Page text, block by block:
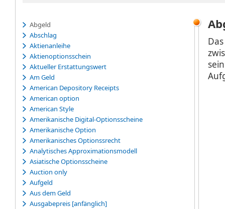
Abgeld
Abschlag
Aktienanleihe
Aktienoptionsschein
Aktueller Erstattungswert
Am Geld
American Depository Receipts
American option
American Style
Amerikanische Digital-Optionsscheine
Amerikanische Option
Amerikanisches Optionssrecht
Analytisches Approximationsmodell
Asiatische Optionsscheine
Auction only
Aufgeld
Aus dem Geld
Ausgabepreis [anfänglich]